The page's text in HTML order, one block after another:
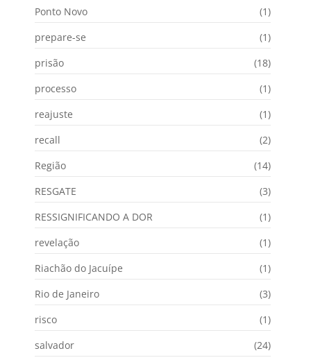
Ponto Novo
(1)
prepare-se
(1)
prisão
(18)
processo
(1)
reajuste
(1)
recall
(2)
Região
(14)
RESGATE
(3)
RESSIGNIFICANDO A DOR
(1)
revelação
(1)
Riachão do Jacuípe
(1)
Rio de Janeiro
(3)
risco
(1)
salvador
(24)